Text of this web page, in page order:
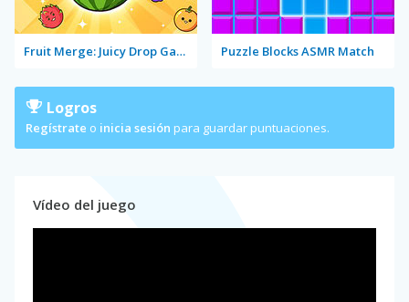
Fruit Merge: Juicy Drop Game Puzzle Blocks ASMR Match
Logros
Regístrate o inicia sesión para guardar puntuaciones.
Vídeo del juego